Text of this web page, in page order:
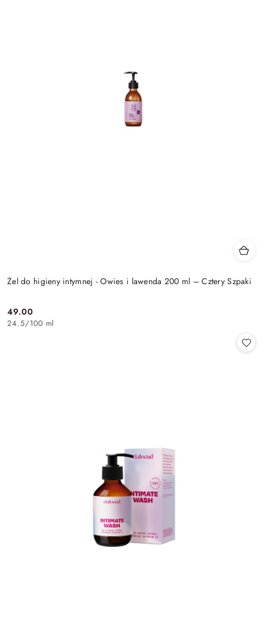
Żel do higieny intymnej - Owies i lawenda 200 ml – Cztery Szpaki
Cena:
49.00
24.5/100 ml